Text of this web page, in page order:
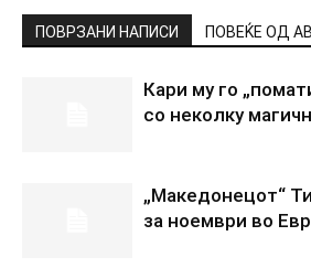
ПОВРЗАНИ НАПИСИ ПОВЕЌЕ ОД
Кари му го
со неколку
„Македонецот“
за ноември во